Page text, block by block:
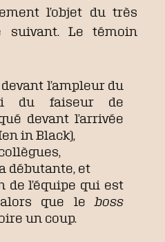
l’objet du très
suivant. Le témoin
l’ampleur du
du faiseur de
devant l’arrivée
in Black),
débutante, et
de l’équipe qui est
que le boss
un coup.